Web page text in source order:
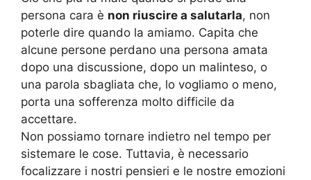
persona cara è non riuscire a salutarla, non
poterle dire quando la amiamo. Capita che
alcune persone perdano una persona amata
dopo una discussione, dopo un malinteso, o
una parola sbagliata che, lo vogliamo o meno,
porta una sofferenza molto difficile da
accettare.
Non possiamo tornare indietro nel tempo per
sistemare le cose. Tuttavia, è necessario
focalizzare i nostri pensieri e le nostre emozioni